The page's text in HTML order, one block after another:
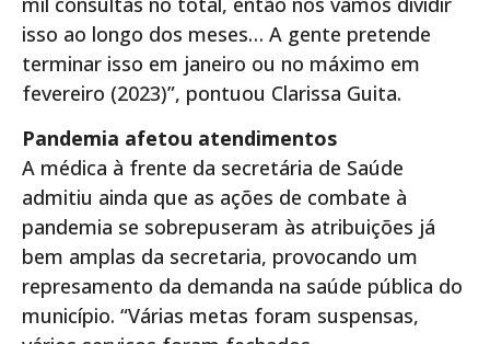
isso ao longo dos meses… A gente pretende
terminar isso em janeiro ou no máximo em
fevereiro (2023)”, pontuou Clarissa Guita.
Pandemia afetou atendimentos
A médica à frente da secretária de Saúde
admitiu ainda que as ações de combate à
pandemia se sobrepuseram às atribuições já
bem amplas da secretaria, provocando um
represamento da demanda na saúde pública do
município. “Várias metas foram suspensas,